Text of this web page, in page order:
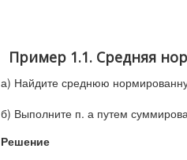
Пример 1.1. Средняя
а) Найдите среднюю
б) Выполните п. а путем
Решение